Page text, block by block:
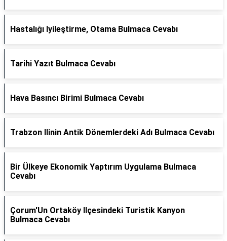
Hastalığı Iyileştirme, Otama Bulmaca Cevabı
Tarihi Yazıt Bulmaca Cevabı
Hava Basıncı Birimi Bulmaca Cevabı
Trabzon Ilinin Antik Dönemlerdeki Adı Bulmaca Cevabı
Bir Ülkeye Ekonomik Yaptırım Uygulama Bulmaca
Cevabı
Çorum'Un Ortaköy Ilçesindeki Turistik Kanyon
Bulmaca Cevabı